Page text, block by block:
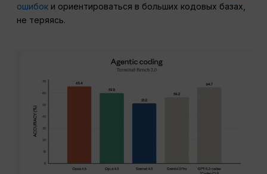
ошибок и ориентироваться в больших кодовых базах,
не теряясь.